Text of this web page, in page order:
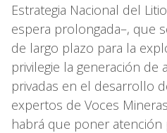
Estrategia Nacional del
espera prolongada–, que
de largo plazo para la
privilegie la generación de
privadas en el desarrollo
expertos de Voces
habrá que poner